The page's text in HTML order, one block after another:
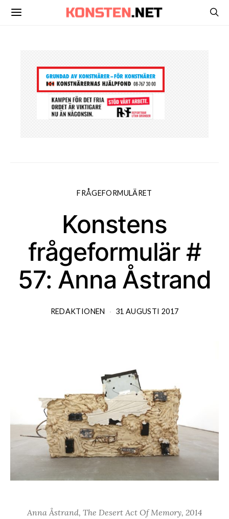
FRÅGEFORMULÄRET
Konstens
frågeformulär #
57: Anna Åstrand
REDAKTIONEN 31 AUGUSTI 2017
Anna Åstrand, The Desert Act Of Memory, 2014